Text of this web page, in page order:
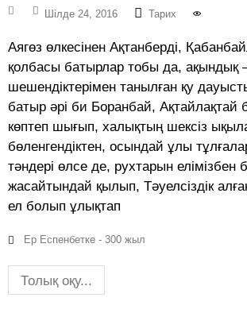
Шілде 24, 2016 Тарих
Аягөз өлкесінен Ақтанберді,
қолбасы батырлар тобы да, ақындық
шешендіктерімен танылған қу
батыр әрі би Боранбай, Ақтайлақтай
көптеп шығып, халықтың шексіз
бөленгендіктен, осындай ұлы
тәндері өлсе де, рухтарын елімізбен
жасайтындай қылып, Тәуелсіздік
ел болып ұлықтап
Ер Еспенбетке - 300 жыл
Толық оқу...